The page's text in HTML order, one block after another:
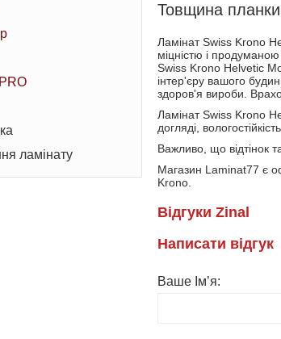
ламінату
Товщина планки
Ламінат Swiss Krono
міцністю і
Swiss Krono Helvetic
інтер'єру вашого
здоров'я вироби.
Ламінат Swiss Krono
догляді,
Важливо, що відтінок
Магазин Laminat77 є
Krono.
Вiдгуки Zinal
Написати вiдгук
Ваше Ім’я: